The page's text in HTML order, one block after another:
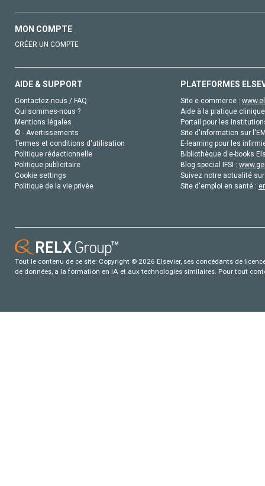
MON COMPTE
CRÉER UN COMPTE
AIDE & SUPPORT
Contactez-nous / FAQ
Qui sommes-nous ?
Mentions légales
© - Avertissements
Termes et conditions d'utilisation
Politique rédactionnelle
Politique publicitaire
Cookie settings
Politique de la vie privée
PLATEFORMES
Site e-commerce :
Aide à la pratique
Portail pour les
Site d'information sur
E-learning pour les
Bibliothèque d'e-books
Blog special IFSI :
Suivez notre actualité
Site d'emploi en santé :
Tout le contenu de ce site: Copyright © 2026 Elsevier, ses concédants de
de données, a la formation en IA et aux technologies similaires. Pour tout